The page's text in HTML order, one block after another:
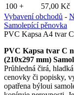
100 +
57,00 Kč
Vybavení obchodů -
Samolepící pěnovka
PVC Kapsa A4 tvar
PVC Kapsa tvar C
(210x297 mm)
Průhledná čirá,
cenovky či popisky,
opatřena býloui